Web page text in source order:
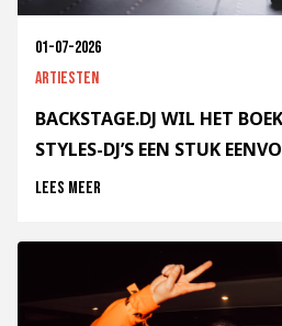
01-07-2026
Artiesten
BACKSTAGE.DJ WIL HET
STYLES-DJ’S EEN STUK
Lees meer